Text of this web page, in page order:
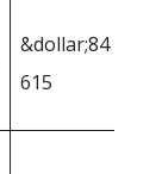
&dollar;84
615